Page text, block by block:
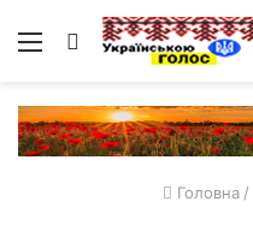
Меню Пошук
Головна /